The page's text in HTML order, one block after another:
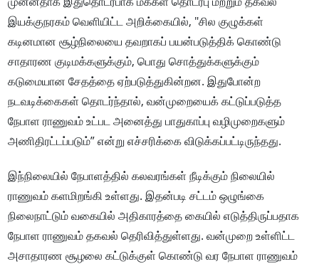
இயக்குநரகம் வெளியிட்ட அறிக்கையில், "சில குழுக்கள்
கடினமான சூழ்நிலையை தவறாகப் பயன்படுத்திக் கொண்டு
சாதாரண குடிமக்களுக்கும், பொது சொத்துக்களுக்கும்
கடுமையான சேதத்தை ஏற்படுத்துகின்றன. இதுபோன்ற
நடவடிக்கைகள் தொடர்ந்தால், வன்முறையைக் கட்டுப்படுத்த
நேபாள ராணுவம் உட்பட அனைத்து பாதுகாப்பு வழிமுறைகளும்
அணிதிரட்டப்படும்” என்று எச்சரிக்கை விடுக்கப்பட்டிருந்தது.
இந்நிலையில் நேபாளத்தில் கலவரங்கள் நீடிக்கும் நிலையில்
ராணுவம் களமிறங்கி உள்ளது. இதன்படி சட்டம் ஒழுங்கை
நிலைநாட்டும் வகையில் அதிகாரத்தை கையில் எடுத்திருப்பதாக
நேபாள ராணுவம் தகவல் தெரிவித்துள்ளது. வன்முறை உள்ளிட்ட
அசாதாரண சூழலை கட்டுக்குள் கொண்டு வர நேபாள ராணுவம்